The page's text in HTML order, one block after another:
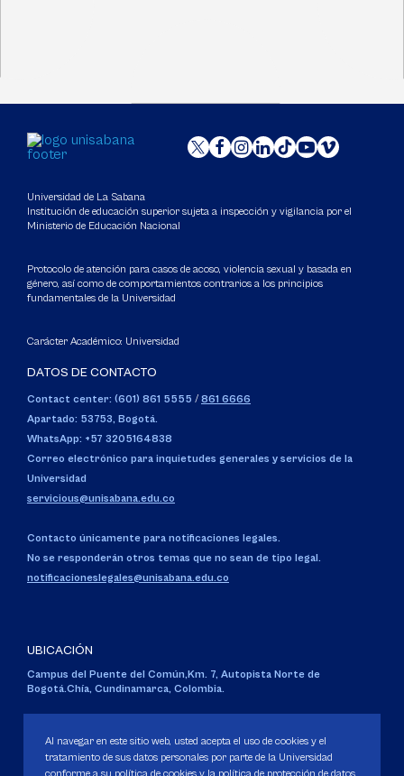
Universidad de La Sabana
Institución de educación superior sujeta a inspección y vigilancia por el
Ministerio de Educación Nacional
Protocolo de atención para casos de acoso, violencia sexual y basada en
género, así como de comportamientos contrarios a los principios
fundamentales de la Universidad
Carácter Académico: Universidad
DATOS DE CONTACTO
Contact center: (601) 861 5555 / 861 6666
Apartado: 53753, Bogotá.
WhatsApp: +57 3205164838
Correo electrónico para inquietudes generales y servicios de la
Universidad
servicious@unisabana.edu.co
Contacto únicamente para notificaciones legales.
No se responderán otros temas que no sean de tipo legal.
notificacioneslegales@unisabana.edu.co
UBICACIÓN
Campus del Puente del Común,Km. 7, Autopista Norte de
Bogotá.Chía, Cundinamarca, Colombia.
Personería Jurídica:Resolución 130 del 14 de enero de 1980.
Ministerio de Educación Nacional.
Al navegar en este sitio web, usted acepta el uso de cookies y el
tratamiento de sus datos personales por parte de la Universidad